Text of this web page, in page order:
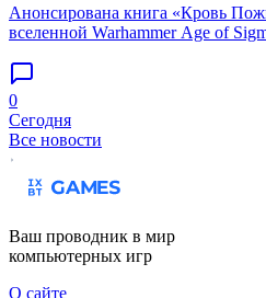
Анонсирована книга «Кровь
вселенной Warhammer Age of
0
Сегодня
Все новости
Ваш проводник в мир
компьютерных игр
О сайте